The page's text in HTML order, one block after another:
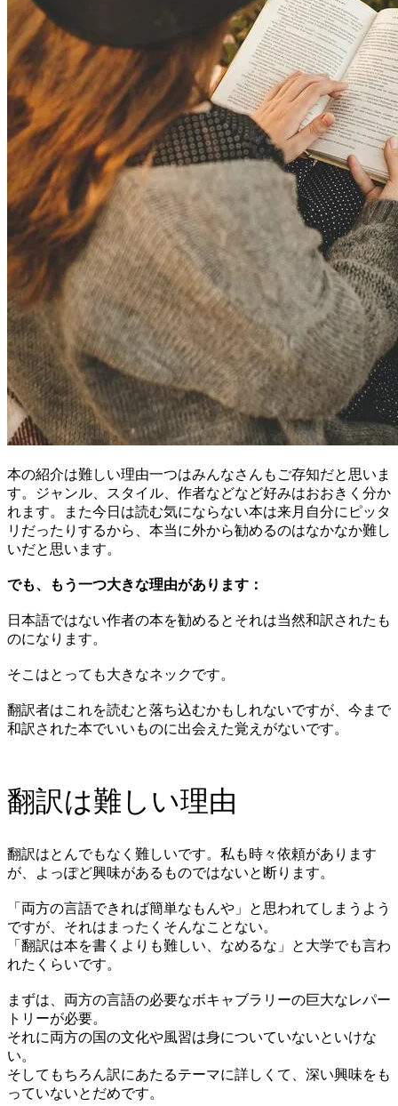
本の紹介は難しい理由一つはみんなさんもご存知だと思いま
す。ジャンル、スタイル、作者などなど好みはおおきく分か
れます。また今日は読む気にならない本は来月自分にピッタ
リだったりするから、本当に外から勧めるのはなかなか難し
いだと思います。
でも、もう一つ大きな理由があります：
日本語ではない作者の本を勧めるとそれは当然和訳されたも
のになります。
そこはとっても大きなネックです。
翻訳者はこれを読むと落ち込むかもしれないですが、今まで
和訳された本でいいものに出会えた覚えがないです。
翻訳は難しい理由
翻訳はとんでもなく難しいです。私も時々依頼があります
が、よっぽど興味があるものではないと断ります。
「両方の言語できれば簡単なもんや」と思われてしまうよう
ですが、それはまったくそんなことない。
「翻訳は本を書くよりも難しい、なめるな」と大学でも言わ
れたくらいです。
まずは、両方の言語の必要なボキャブラリーの巨大なレパー
トリーが必要。
それに両方の国の文化や風習は身についていないといけな
い。
そしてもちろん訳にあたるテーマに詳しくて、深い興味をも
っていないとだめです。